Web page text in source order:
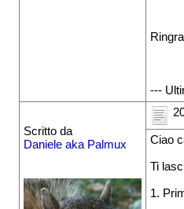
---
Scritto da
Daniele aka Palmux
Ciao
Ti
1.